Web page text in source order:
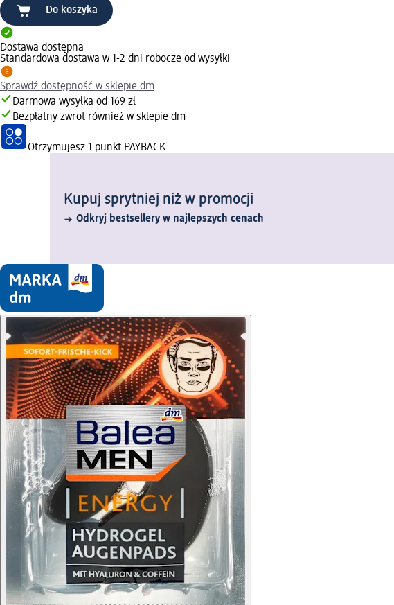
Do koszyka
Dostawa dostępna
Standardowa dostawa w 1-2 dni robocze od wysyłki
Sprawdź dostępność w sklepie dm
Darmowa wysyłka od 169 zł
Bezpłatny zwrot również w sklepie dm
Otrzymujesz 1 punkt PAYBACK
Kupuj sprytniej niż w promocji
Odkryj bestsellery w najlepszych cenach